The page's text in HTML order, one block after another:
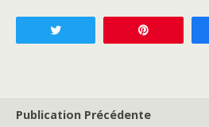
Publication Précédente